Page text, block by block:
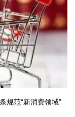
规范“新消费领域”